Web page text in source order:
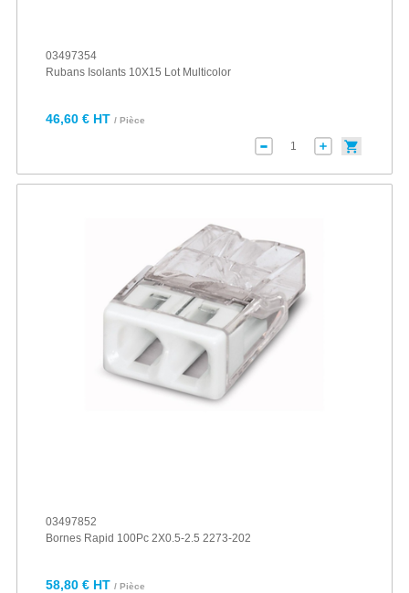
03497354
Rubans Isolants 10X15 Lot Multicolor
46,60 € HT / Pièce
03497852
Bornes Rapid 100Pc 2X0.5-2.5 2273-202
58,80 € HT / Pièce